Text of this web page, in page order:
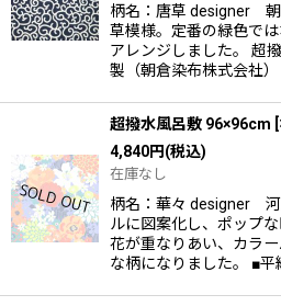
柄名：唐草 designer
草模様。定番の緑色で
アレンジしました。 超
製（朝倉染布株式会社）
超撥水風呂敷 96×96cm
4,840円(税込)
在庫なし
柄名：華々 designer
ルに図案化し、ポップ
花が重なりあい、カラ
な柄になりました。 ■